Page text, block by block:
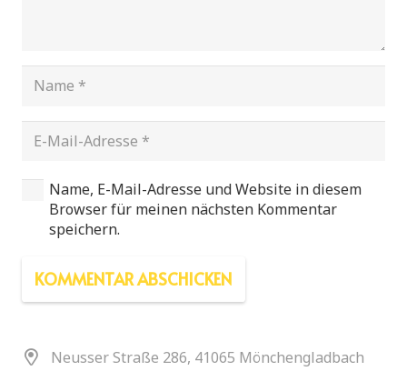
Name, E-Mail-Adresse und Website in diesem
Browser für meinen nächsten Kommentar
speichern.
KOMMENTAR ABSCHICKEN
Neusser Straße 286, 41065 Mönchengladbach